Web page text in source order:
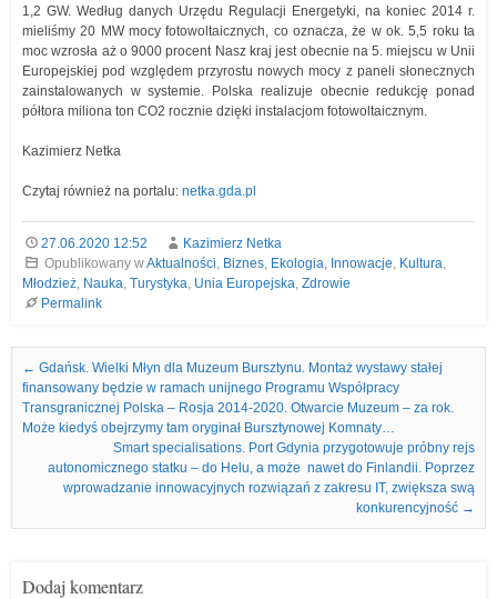
1,2 GW. Według danych Urzędu Regulacji Energetyki, na koniec 2014 r.
mieliśmy 20 MW mocy fotowoltaicznych, co oznacza, że w ok. 5,5 roku ta
moc wzrosła aż o 9000 procent Nasz kraj jest obecnie na 5. miejscu w Unii
Europejskiej pod względem przyrostu nowych mocy z paneli słonecznych
zainstalowanych w systemie. Polska realizuje obecnie redukcję ponad
półtora miliona ton CO2 rocznie dzięki instalacjom fotowoltaicznym.
Kazimierz Netka
Czytaj również na portalu: netka.gda.pl
27.06.2020 12:52
Kazimierz Netka
Opublikowany wAktualności Biznes, Ekologia Innowacje Kultura
Młodzież Nauka Turystyka Unia Europejska Zdrowie
Permalink
Nawigacja we wpisach
← Gdańsk. Wielki Młyn dla Muzeum Bursztynu. Montaż wystawy stałej
finansowany będzie w ramach unijnego Programu Współpracy
Transgranicznej Polska – Rosja 2014-2020. Otwarcie Muzeum – za rok.
Może kiedyś obejrzymy tam oryginał Bursztynowej Komnaty…
Smart specialisations. Port Gdynia przygotowuje próbny rejs
autonomicznego statku – do Helu, a może nawet do Finlandii. Poprzez
wprowadzanie innowacyjnych rozwiązań z zakresu IT, zwiększa swą
konkurencyjność →
Dodaj komentarz